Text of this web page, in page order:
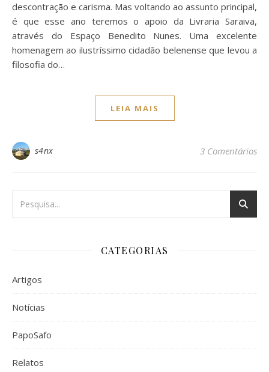
descontração e carisma. Mas voltando ao assunto principal,
é que esse ano teremos o apoio da Livraria Saraiva,
através do Espaço Benedito Nunes. Uma excelente
homenagem ao ilustríssimo cidadão belenense que levou a
filosofia do…
LEIA MAIS
s4nx 3 Comentários
CATEGORIAS
Artigos
Notícias
PapoSafo
Relatos